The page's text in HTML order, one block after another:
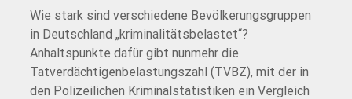
Wie stark sind verschiedene Bevölkerungsgruppen
in Deutschland „kriminalitätsbelastet“?
Anhaltspunkte dafür gibt nunmehr die
Tatverdächtigenbelastungszahl (TVBZ), mit der in
den Polizeilichen Kriminalstatistiken ein Vergleich